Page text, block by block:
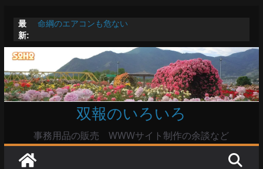
テ
ン
ツ
へ
ッ
最
新:
命綱のエアコンも危ない
た暑い
Windowsユーザーは公共の共有Wi-Fiは使うな?
高市首相とは隙間風が吹く鈴木憲和農水相
陸自部隊の思想信条調査報道受け小泉防衛相「不適切活
動ない」で良いのか
双報のいろいろ
事務用品の販売 WWWサイト制作の余談など